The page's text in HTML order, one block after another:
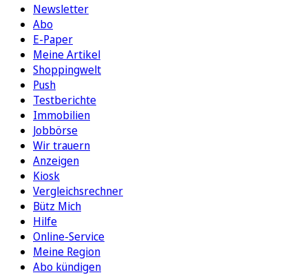
Newsletter
Abo
E-Paper
Meine Artikel
Shoppingwelt
Push
Testberichte
Immobilien
Jobbörse
Wir trauern
Anzeigen
Kiosk
Vergleichsrechner
Bütz Mich
Hilfe
Online-Service
Meine Region
Abo kündigen